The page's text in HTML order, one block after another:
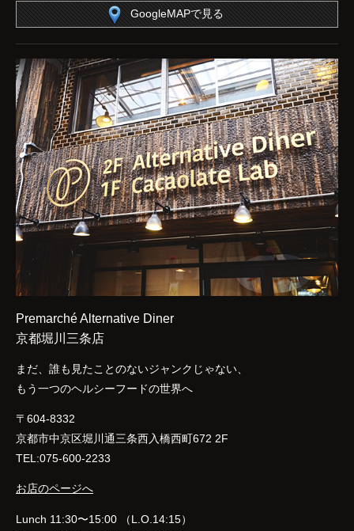
GoogleMAPで見る
Premarché Alternative Diner
京都堀川三条店
まだ、誰も見たことのないジャンクじゃない、
もう一つのヘルシーフードの世界へ
〒604-8332
京都市中京区堀川通三条西入橋西町672 2F
TEL:075-600-2233
お店のページへ
Lunch 11:30〜15:00 （L.O.14:15）